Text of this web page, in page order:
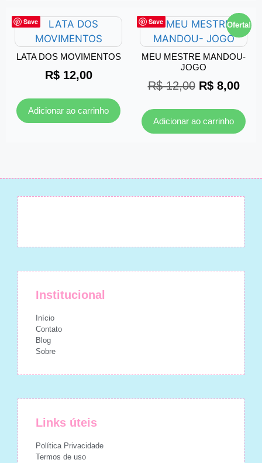
Save
LATA DOS MOVIMENTOS
R$12,00
Adicionar ao carrinho
Save Oferta!
MEU MESTRE MANDOU-
JOGO
R$12,00 R$8,00
Adicionar ao carrinho
Institucional
Início
Contato
Blog
Sobre
Links úteis
Política Privacidade
Termos de uso